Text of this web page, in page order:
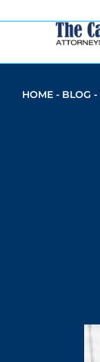
HOME - BLOG -